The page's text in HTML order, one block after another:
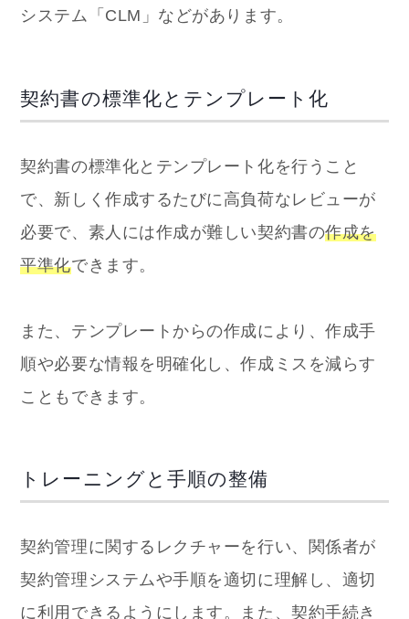
システム「CLM」などがあります。
契約書の標準化とテンプレート化
契約書の標準化とテンプレート化を行うこと
で、新しく作成するたびに高負荷なレビューが
必要で、素人には作成が難しい契約書の作成を
平準化できます。
また、テンプレートからの作成により、作成手
順や必要な情報を明確化し、作成ミスを減らす
こともできます。
トレーニングと手順の整備
契約管理に関するレクチャーを行い、関係者が
契約管理システムや手順を適切に理解し、適切
に利用できるようにします。また、契約手続き